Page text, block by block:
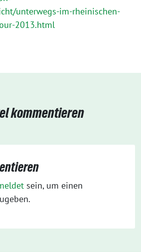
unterwegs-im-rheinischen-
2013.html
kommentieren
sein, um einen